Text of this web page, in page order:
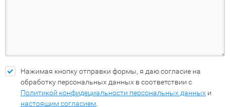
Нажимая кнопку отправки формы, я даю согласие на
обработку персональных данных в соответствии с
Политикой конфидециальности персональных данных и
настоящим согласием